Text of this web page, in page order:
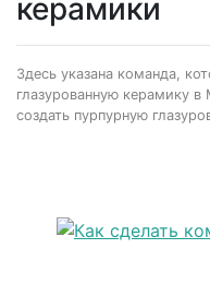
керамики
Здесь указана команда,
глазурованную керамику
создать пурпурную